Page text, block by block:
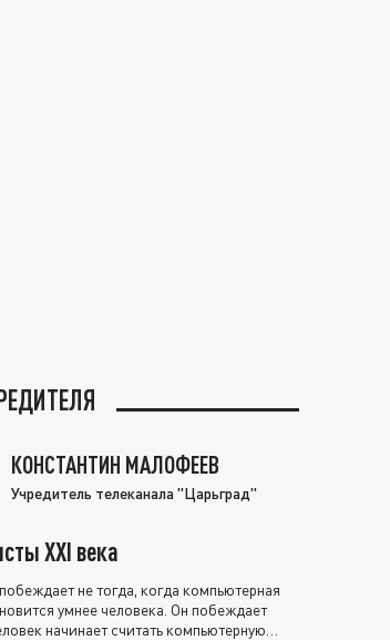
КОНСТАНТИН МАЛОФЕЕВ
Учредитель телеканала "Царьград"
XXI века
не тогда, когда компьютерная
умнее человека. Он побеждает
начинает считать компьютерную